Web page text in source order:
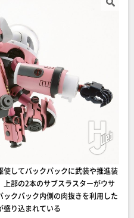
してバックパックに武装や推進装
部の2本のサブスラスターがウサ
クパック内側の肉抜きを利用した
盛り込まれている